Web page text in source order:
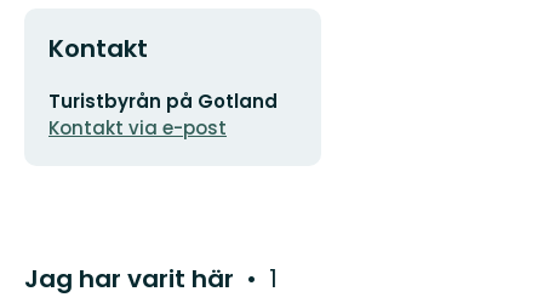
Kontakt
E-
postadress
Turistbyrån på Gotland
Kontakt via e-post
Jag har varit här 1